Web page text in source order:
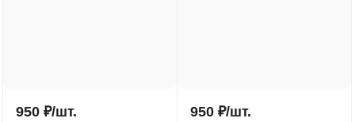
950 ₽/шт. 950 ₽/шт.